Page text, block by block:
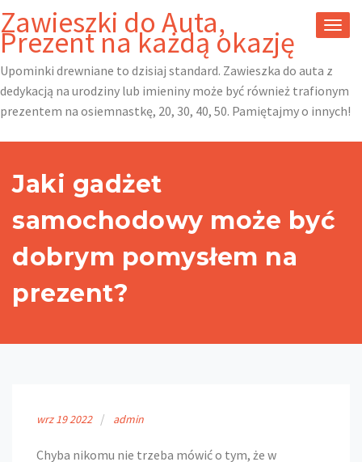
Skip
to
content
Zawieszki do Auta,
Prezent na każdą okazję
Upominki drewniane to dzisiaj standard. Zawieszka do auta z
dedykacją na urodziny lub imieniny może być również trafionym
prezentem na osiemnastkę, 20, 30, 40, 50. Pamiętajmy o innych!
Jaki gadżet
samochodowy może być
dobrym pomysłem na
prezent?
wrz 192022 admin
Chyba nikomu nie trzeba mówić o tym, że w